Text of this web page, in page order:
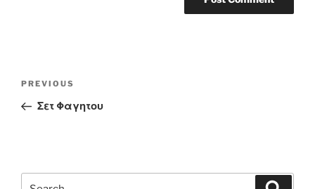
Previous
Post
PREVIOUS
Σετ Φαγητου